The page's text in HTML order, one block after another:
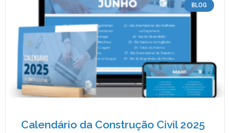
BLOG
Calendário da Construção Civil 2025